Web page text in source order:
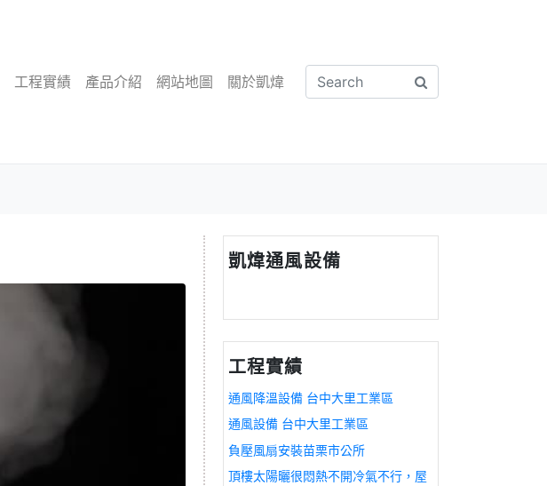
工程實績 產品介紹 網站地圖 關於凱煒
凱煒通風設備
工程實績
通風降溫設備 台中大里工業區
通風設備 台中大里工業區
負壓風扇安裝苗栗市公所
頂樓太陽曬很悶熱不開冷氣不行，屋